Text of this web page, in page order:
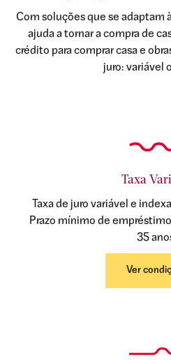
Com soluções que se adaptam
ajuda a tornar a compra de
crédito para comprar casa e
juro: variável
Taxa
Taxa de juro variável e
Prazo mínimo de
35
Ver